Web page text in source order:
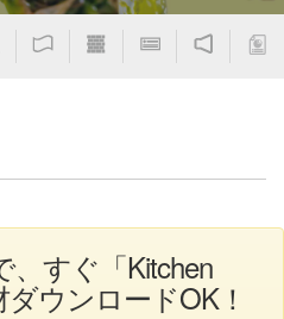
、すぐ「Kitchen
ウンロードOK！